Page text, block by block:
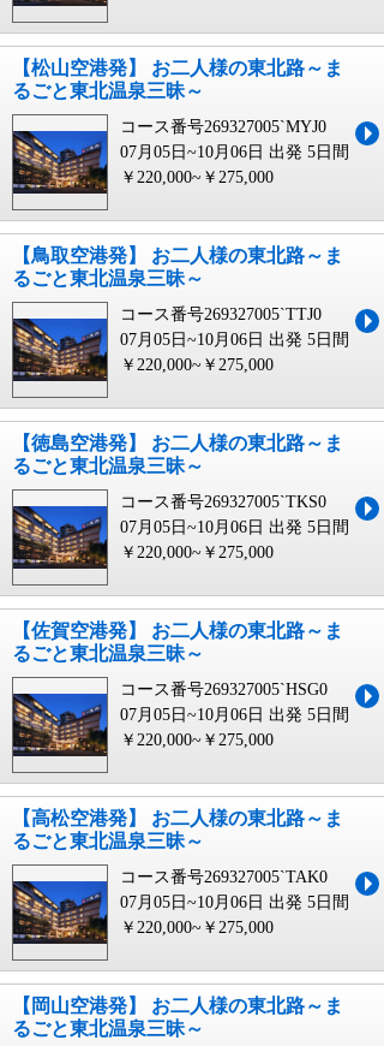
【松山空港発】 お二人様の東北路～ま
るごと東北温泉三昧～
コース番号269327005`MYJ0
07月05日~10月06日 出発 5日間
￥220,000~￥275,000
【鳥取空港発】 お二人様の東北路～ま
るごと東北温泉三昧～
コース番号269327005`TTJ0
07月05日~10月06日 出発 5日間
￥220,000~￥275,000
【徳島空港発】 お二人様の東北路～ま
るごと東北温泉三昧～
コース番号269327005`TKS0
07月05日~10月06日 出発 5日間
￥220,000~￥275,000
【佐賀空港発】 お二人様の東北路～ま
るごと東北温泉三昧～
コース番号269327005`HSG0
07月05日~10月06日 出発 5日間
￥220,000~￥275,000
【高松空港発】 お二人様の東北路～ま
るごと東北温泉三昧～
コース番号269327005`TAK0
07月05日~10月06日 出発 5日間
￥220,000~￥275,000
【岡山空港発】 お二人様の東北路～ま
るごと東北温泉三昧～